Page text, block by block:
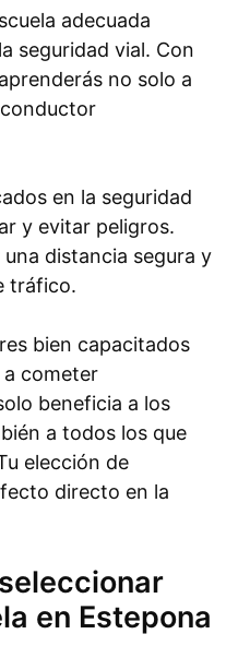
adecuada
seguridad vial. Con
no solo a
en la seguridad
y evitar peligros.
distancia segura y
tráfico.
bien capacitados
cometer
beneficia a los
a todos los que
elección de
directo en la
en Estepona